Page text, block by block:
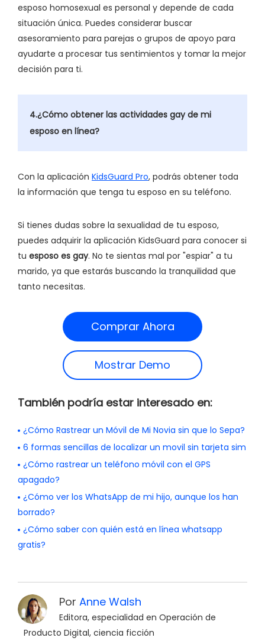
esposo homosexual es personal y depende de cada
situación única. Puedes considerar buscar
asesoramiento para parejas o grupos de apoyo para
ayudarte a procesar tus sentimientos y tomar la mejor
decisión para ti.
4.¿Cómo obtener las actividades gay de mi
esposo en línea?
Con la aplicación KidsGuard Pro, podrás obtener toda
la información que tenga tu esposo en su teléfono.
Si tienes dudas sobre la sexualidad de tu esposo,
puedes adquirir la aplicación KidsGuard para conocer si
tu esposo es gay. No te sientas mal por "espiar" a tu
marido, ya que estarás buscando la tranquilidad que
tanto necesitas.
Comprar Ahora
Mostrar Demo
También podría estar interesado en:
¿Cómo Rastrear un Móvil de Mi Novia sin que lo Sepa?
6 formas sencillas de localizar un movil sin tarjeta sim
¿Cómo rastrear un teléfono móvil con el GPS
apagado?
¿Cómo ver los WhatsApp de mi hijo, aunque los han
borrado?
¿Cómo saber con quién está en línea whatsapp
gratis?
Por Anne Walsh
Editora, especialidad en Operación de
Producto Digital, ciencia ficción